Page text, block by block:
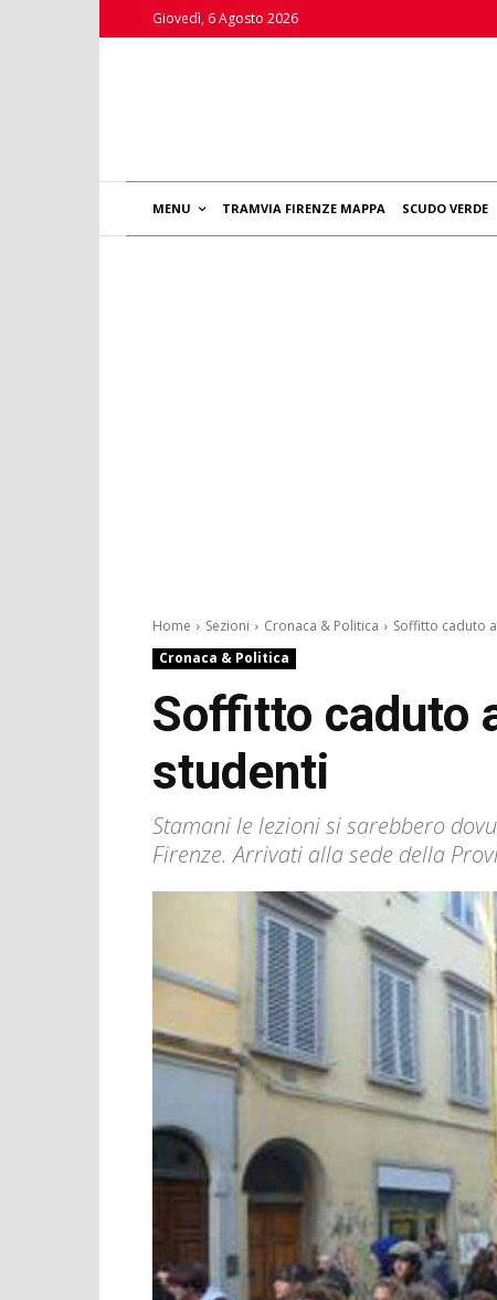
Giovedì, 6 Agosto 2026
MENU TRAMVIA FIRENZE MAPPA SCUDO VERDE
Home Sezioni Cronaca & Politica
Soffitto caduto
Cronaca & Politica
Soffitto caduto
studenti
Stamani le lezioni si sarebbero
Firenze. Arrivati alla sede della